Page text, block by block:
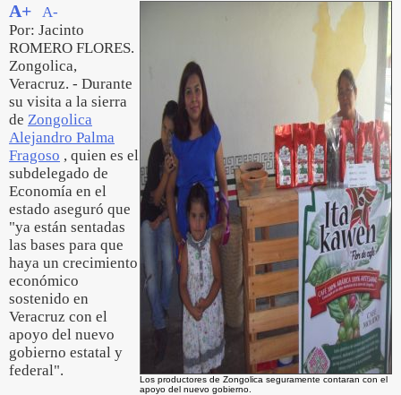
Los productores de Zongolica seguramente contaran con el
apoyo del nuevo gobierno.
A+
A-
Por: Jacinto
ROMERO FLORES.
Zongolica,
Veracruz. - Durante
su visita a la sierra
de Zongolica
Alejandro Palma
Fragoso , quien es el
subdelegado de
Economía en el
estado aseguró que
"ya están sentadas
las bases para que
haya un crecimiento
económico
sostenido en
Veracruz con el
apoyo del nuevo
gobierno estatal y
federal".